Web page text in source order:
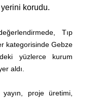
korudu.
Tıp
kategorisinde Gebze
yüzlerce kurum
aldı.
proje üretimi,